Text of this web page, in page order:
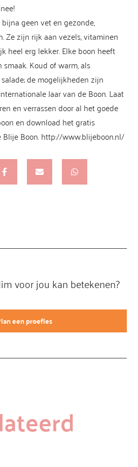
geen vet en gezonde,
Ze zijn rijk aan vezels, vitaminen
heel erg lekker. Elke boon heeft
Koud of warm, als
de mogelijkheden zijn
Jaar van de Boon. Laat
en verrassen door al het goede
en download het gratis
Boon.http://www.blijeboon.nl/
voor jou kan betekenen?
een proefles